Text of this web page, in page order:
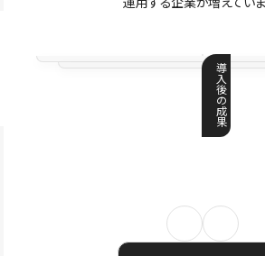
導
入
後
の
成
果